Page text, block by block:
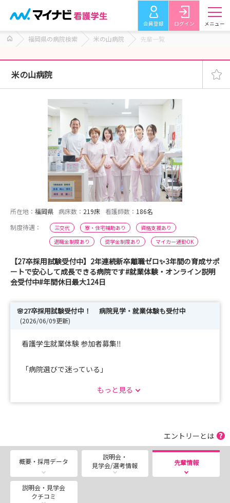
会員登録 ログイン メニュー
福岡県の病院検索 米の山病院 先輩一覧
米の山病院
所在地： 福岡県 病床数： 219床 看護師数： 186名
制度待遇：
三交代 寮・住宅補助あり
資格支援あり
退職金制度あり
奨学金制度あり マイカー通勤OK
【27卒採用試験受付中】2年連続新卒離職ゼロ✨3年間の育成サポ
ートで安心して成長できる病院です#就業体験・オンライン説明
会受付中#年間休日最大124日
🌸27卒採用試験受付中！ 病院見学・就業体験も受付中
(2026/06/09更新)
看護学生就業体験 参加者募集‼️
「病院選びで迷っている」
📅 夏の就業体験
📍米の山病院
🗓 2026年7月18日（土）
🕐 13:30～16:30
もっと見る
エントリーとは
概要・採用データ
説明会・
見学会/選考情報
先輩情報
説明会・見学会
クチコミ